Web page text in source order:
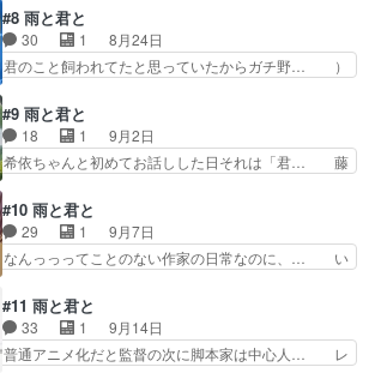
ネットにいくらでもあ… やはり今期一番の癒し枠
はここだよ。しかし… 弟くん双子で奥さんいるの
意外だった。動物…
小説のアイデアが思い浮かばずに頭を抱… ハフハ
フ言ってる獣はスケッチブックの文字… 仕事が煮
詰まった時にペットや家族に構いた… ①疲れてる
藤に「今日は早く家に帰って仕事… なんでもない
んいっぱい出てきて可愛かっ… ⚪︎異世界黙示録マ
イノグーラ アニメ観な… 今回、いつも以上にぶ
つ切り感がすごかった…
#8 雨と君と
30 1
8月24日
君のこと飼われてたと思っていたからガチ野… ）
1日外出することになり「君」は1人で… しかも
あの寂しそうな。そして名シーンのハ… 鴨が水の
中にある餌を必死に取ろうとする様… 広告や集客
のための3Bの法則(Beaut… 不意に藤が遭遇した
れ編集と喋ってる時な… 現実でも早く秋にならな
いかなぁずっと秋で… ワンちゃんの鳴き声超かわ
いい！抱きしめて…
#9 雨と君と
18 1
9月2日
希依ちゃんと初めてお話しした日それは「君… 藤
らしいエピソードだった。監督の絵コン… 春先の
ある日希依は藤が小説家だと知り、ど… 毎週の癒
し、安定の良さ特に語る事もないか… ミミとレン
が藤の小説に深掘りしないところ… あのタヌキな
ゃんも座ってるのめっちゃ可… 小説書いてません
ww必然な出会いもあるか… 君と同じく雨のなか
での希依ちゃんとの出会…
#10 雨と君と
29 1
9月7日
なんっっってことのない作家の日常なのに、… い
幼馴染の日浦からアニメの脚本を頼まれ… 素晴ら
しいエピソードだった。このアニメ、… 藤は小説
が好きだからこそ、小説家になった… ワンちゃん
とリモート会議出席してて可愛か… 目が覚めて月
#11 雨と君と
33 1
9月14日
普通アニメ化だと監督の次に脚本家は中心人… レ